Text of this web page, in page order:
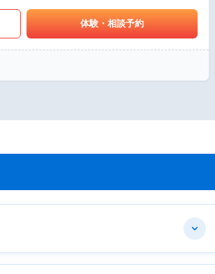
体験・相談予約